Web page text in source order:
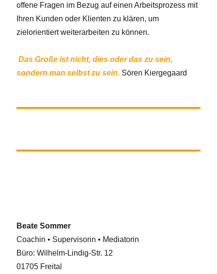
offene Fragen im Bezug auf einen Arbeitsprozess mit
Ihren Kunden oder Klienten zu klären, um
zielorientiert weiterarbeiten zu können.
Das Große ist nicht, dies oder das zu sein,
sondern man selbst zu sein. Sören Kiergegaard
Beate Sommer
Coachin • Supervisorin • Mediatorin
Büro: Wilhelm-Lindig-Str. 12
01705 Freital